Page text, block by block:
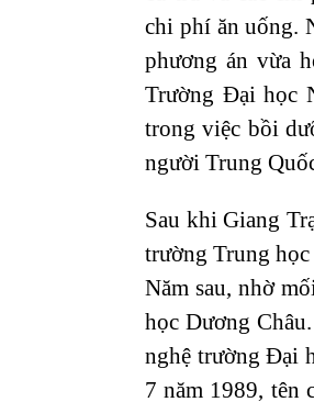
chi phí ăn uống.
phương án vừa
Trường Đại học
trong việc bồi
người Trung
Sau khi Giang
trường Trung
Năm sau, nhờ
học Dương
nghệ trường Đại
7 năm 1989, tên